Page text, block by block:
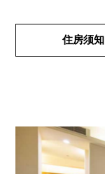
住房须知